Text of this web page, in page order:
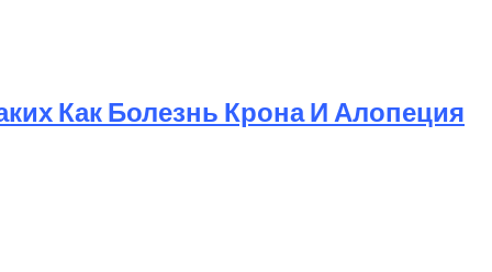
Как Болезнь Крона И Алопеция